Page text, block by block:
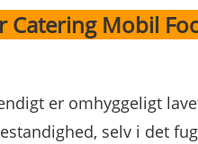
Mobil
er omhyggeligt
selv i det